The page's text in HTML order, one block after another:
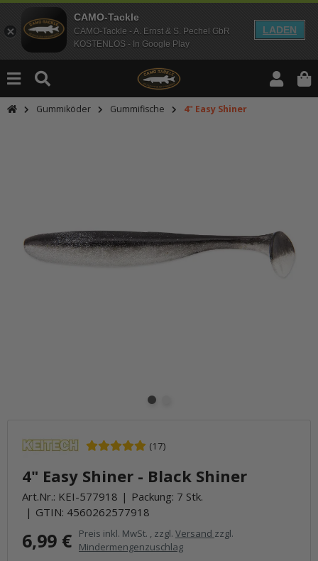
CAMO-Tackle
CAMO-Tackle - A. Ernst & S. Pechel GbR
KOSTENLOS - In Google Play
LADEN
Gummiköder Gummifische 4" Easy Shiner
(17)
4" Easy Shiner - Black Shiner
Art.Nr.: KEI-577918
Packung: 7 Stk.
GTIN: 4560262577918
6,99 € Preis inkl. MwSt. , zzgl. Versand zzgl.
Mindermengenzuschlag